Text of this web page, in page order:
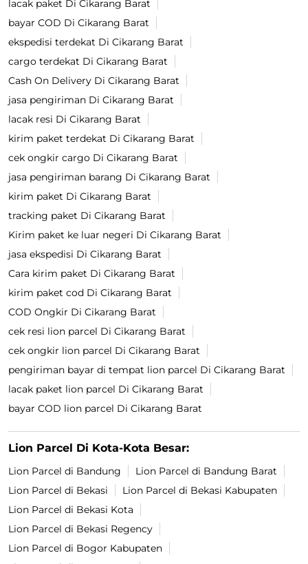
lacak paket Di Cikarang Barat
bayar COD Di Cikarang Barat
ekspedisi terdekat Di Cikarang Barat
cargo terdekat Di Cikarang Barat
Cash On Delivery Di Cikarang Barat
jasa pengiriman Di Cikarang Barat
lacak resi Di Cikarang Barat
kirim paket terdekat Di Cikarang Barat
cek ongkir cargo Di Cikarang Barat
jasa pengiriman barang Di Cikarang Barat
kirim paket Di Cikarang Barat
tracking paket Di Cikarang Barat
Kirim paket ke luar negeri Di Cikarang Barat
jasa ekspedisi Di Cikarang Barat
Cara kirim paket Di Cikarang Barat
kirim paket cod Di Cikarang Barat
COD Ongkir Di Cikarang Barat
cek resi lion parcel Di Cikarang Barat
cek ongkir lion parcel Di Cikarang Barat
pengiriman bayar di tempat lion parcel Di Cikarang Barat
lacak paket lion parcel Di Cikarang Barat
bayar COD lion parcel Di Cikarang Barat
Lion Parcel Di Kota-Kota Besar:
Lion Parcel di Bandung
Lion Parcel di Bandung Barat
Lion Parcel di Bekasi
Lion Parcel di Bekasi Kabupaten
Lion Parcel di Bekasi Kota
Lion Parcel di Bekasi Regency
Lion Parcel di Bogor Kabupaten